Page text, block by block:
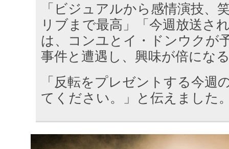
「ビジュアルから感情演技、
リブまで最高」「今週放送さ
は、コンユとイ・ドンウクが
事件と遭遇し、興味が倍にな
「反転をプレゼントする今週
てください。」と伝えました